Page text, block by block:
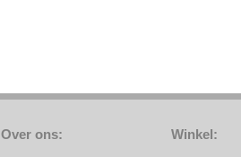
Over ons: Winkel: